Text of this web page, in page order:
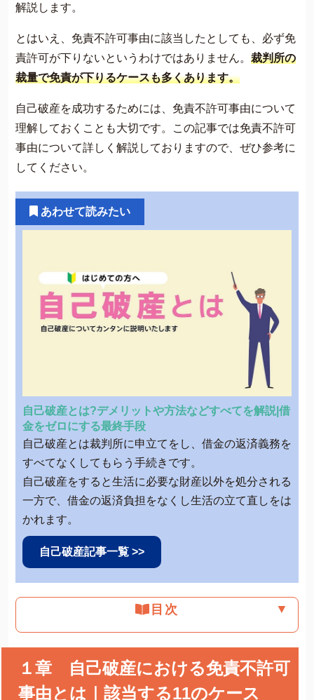
解説します。
とはいえ、免責不許可事由に該当したとしても、必ず免
責許可が下りないというわけではありません。 裁判所の
裁量で免責が下りるケースも多くあります。
自己破産を成功するためには、免責不許可事由について
理解しておくことも大切です。この記事では免責不許可
事由について詳しく解説しておりますので、ぜひ参考に
してください。
あわせて読みたい
自己破産とは?デメリットや方法などすべてを解説|借
金をゼロにする最終手段
自己破産とは裁判所に申立てをし、借金の返済義務を
すべてなくしてもらう手続きです。
自己破産をすると生活に必要な財産以外を処分される
一方で、借金の返済負担をなくし生活の立て直しをは
かれます。
自己破産記事一覧 >>
目次 ▼
１章 自己破産における免責不許可
事由とは｜該当する11のケース